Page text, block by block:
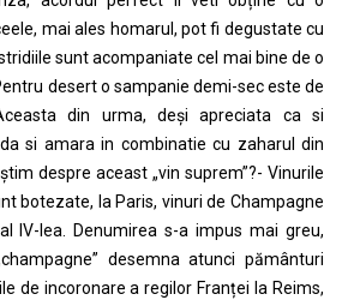
mai ales homarul, pot fi degustate cu
sunt acompaniate cel mai bine de o
desert o sampanie demi-sec este de
din urma, deși apreciata ca si
si amara in combinatie cu zaharul din
despre aceast „vin suprem”?- Vinurile
botezate, la Paris, vinuri de Champagne
IV-lea. Denumirea s-a impus mai greu,
desemna atunci pământuri
de incoronare a regilor Franței la Reims,